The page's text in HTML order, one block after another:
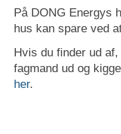
På DONG Energys
hus kan spare ved
Hvis du finder ud
fagmand ud og
her.